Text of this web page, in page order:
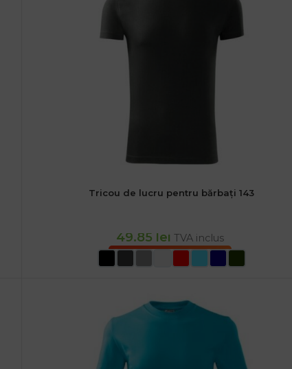
Tricou de lucru pentru bărbați 143
49.85 lei TVA inclus